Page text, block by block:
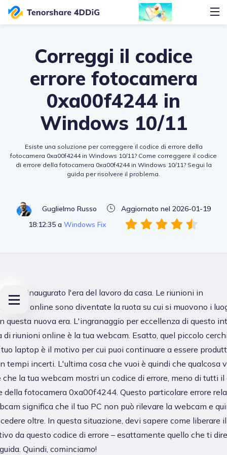
Correggi il codice
errore fotocamera
0xa00f4244 in
Windows 10/11
Esiste una soluzione per correggere il codice di errore della
fotocamera 0xa00f4244 in Windows 10/11? Come correggere il codice
di errore della fotocamera 0xa00f4244 in Windows 10/11? Segui la
guida per risolvere il problema.
Guglielmo Russo
Aggiornato nel 2026-01-19
18:12:35 a Windows Fix
19 ha inaugurato l'era del lavoro da casa. Le riunioni in
online sono diventate la ruota su cui si muovono i
questa nuova era. L'ingranaggio per eccellenza di questo
di riunioni online è la tua webcam. Esatto, quel piccolo
laptop è il motivo per cui puoi continuare a essere
tempi incerti. L'ultima cosa che vuoi è quindi che qualcosa
che la tua webcam mostri un codice di errore, meno di tutti il
della fotocamera 0xa00f4244. Questo particolare errore
significa che il tuo PC non può rilevare la webcam e
oltre. In questa situazione, devi sapere come liberare
da questo codice di errore – esattamente quello che ti
Quindi, cominciamo!